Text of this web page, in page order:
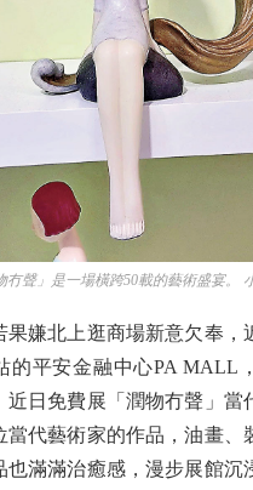
冇聲」是一場橫跨50載的藝術盛宴。
北上逛商場新意欠奉，
的平安金融中心PA MALL
近日免費展「潤物冇聲」當
當代藝術家的作品，油畫、
也滿滿治癒感，漫步展館沉